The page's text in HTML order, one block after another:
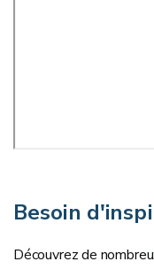
Besoin
Découvrez de